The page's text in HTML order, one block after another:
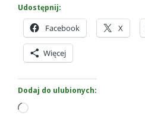
Udostępnij:
Facebook X
Więcej
Dodaj do ulubionych:
Wczytywanie…